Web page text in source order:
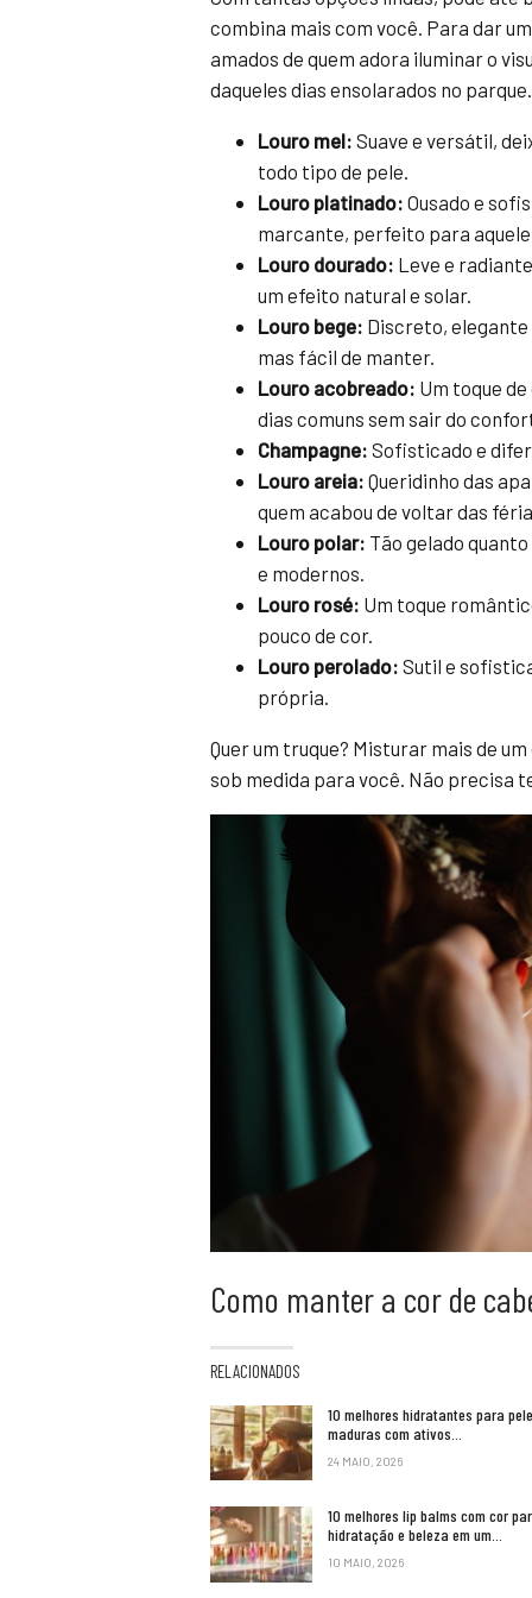
combina mais com você. Para dar
amados de quem adora iluminar o
daqueles dias ensolarados no parque.
Louro mel: Suave e versátil,
todo tipo de pele.
Louro platinado: Ousado e
marcante, perfeito para
Louro dourado: Leve e
um efeito natural e solar.
Louro bege: Discreto,
mas fácil de manter.
Louro acobreado: Um toque
dias comuns sem sair do
Champagne: Sofisticado e
Louro areia: Queridinho das
quem acabou de voltar das
Louro polar: Tão gelado
e modernos.
Louro rosé: Um toque
pouco de cor.
Louro perolado: Sutil e
própria.
Quer um truque? Misturar mais de
sob medida para você. Não precisa
Como manter a cor de
RELACIONADOS
10 melhores hidratantes para
maduras com ativos…
24 MAIO, 2026
10 melhores lip balms com cor
hidratação e beleza em um…
10 MAIO, 2026